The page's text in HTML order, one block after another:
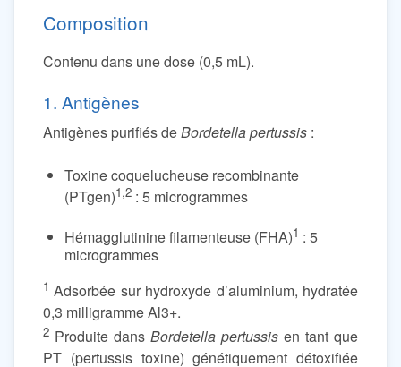
Composition
Contenu dans une dose (0,5 mL).
1. Antigènes
Antigènes purifiés deBordetella pertussis :
Toxine coquelucheuse recombinante
(PTgen)1,2 : 5 microgrammes
Hémagglutinine filamenteuse (FHA)1 : 5
microgrammes
1 Adsorbée sur hydroxyde d’aluminium, hydratée
0,3 milligramme Al3+.
2 Produite dans Bordetella pertussis en tant que
PT (pertussis toxine) génétiquement détoxifiée